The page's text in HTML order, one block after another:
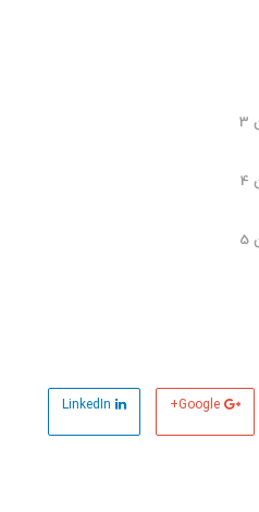
Google+
LinkedIn